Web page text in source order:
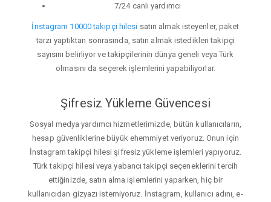
7/24 canlı yardımcı
İnstagram 10000 takipçi hilesi satın almak isteyenler, paket
tarzı yaptıktan sonrasında, satın almak istedikleri takipçi
sayısını belirliyor ve takipçilerinin dünya geneli veya Türk
olmasını da seçerek işlemlerini yapabiliyorlar.
Şifresiz Yükleme Güvencesi
Sosyal medya yardımcı hizmetlerimizde, bütün kullanıcıların,
hesap güvenliklerine büyük ehemmiyet veriyoruz. Onun için
İnstagram takipçi hilesi şifresiz yükleme işlemleri yapıyoruz.
Türk takipçi hilesi veya yabancı takipçi seçeneklerini tercih
ettiğinizde, satın alma işlemlerini yaparken, hiç bir
kullanıcıdan gizyazı istemiyoruz. İnstagram, kullanıcı adını, e-